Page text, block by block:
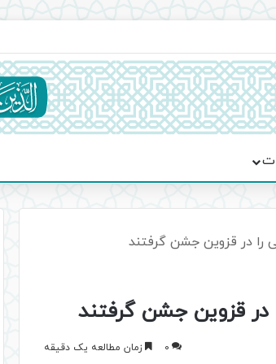
تمدن‌سازی امت اسلامی
0 زمان مطالعه یک دقیقه